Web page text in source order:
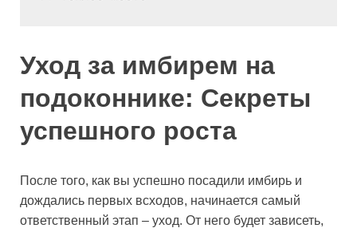
Уход за имбирем на
подоконнике: Секреты
успешного роста
После того, как вы успешно посадили имбирь и
дождались первых всходов, начинается самый
ответственный этап – уход. От него будет зависеть,